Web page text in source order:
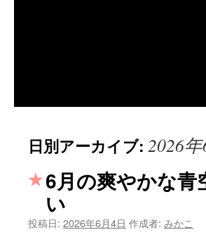
日別アーカイブ: 2026
6月の爽やかな青
い
投稿日: 2026年6月4日 作成者: みかこ